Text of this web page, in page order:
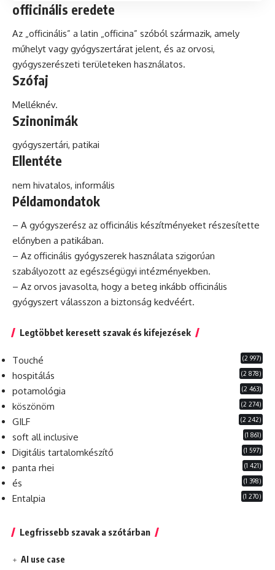
officinális eredete
Az „officinális” a latin „officina” szóból származik, amely
műhelyt vagy gyógyszertárat jelent, és az orvosi,
gyógyszerészeti területeken használatos.
Szófaj
Melléknév.
Szinonimák
gyógyszertári, patikai
Ellentéte
nem hivatalos, informális
Példamondatok
– A gyógyszerész az officinális készítményeket részesítette
előnyben a patikában.
– Az officinális gyógyszerek használata szigorúan
szabályozott az egészségügyi intézményekben.
– Az orvos javasolta, hogy a beteg inkább officinális
gyógyszert válasszon a biztonság kedvéért.
Legtöbbet keresett szavak és kifejezések
Touché (2 997)
hospitálás (2 878)
potamológia (2 463)
köszönöm (2 274)
GILF (2 242)
soft all inclusive (1 861)
Digitális tartalomkészítő (1 597)
panta rhei (1 421)
és (1 398)
Entalpia (1 270)
Legfrissebb szavak a szótárban
AI use case